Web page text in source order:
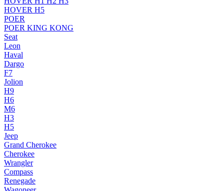
HOVER H5
POER
POER KING KONG
Seat
Leon
Haval
Dargo
F7
Jolion
H9
H6
M6
H3
H5
Jeep
Grand Cherokee
Cherokee
Wrangler
Compass
Renegade